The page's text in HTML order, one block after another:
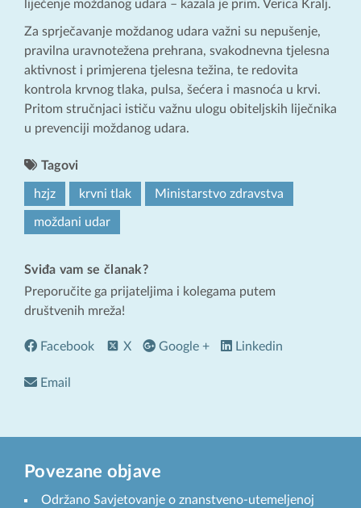
liječenje moždanog udara – kazala je prim. Verica Kralj.
Za sprječavanje moždanog udara važni su nepušenje,
pravilna uravnotežena prehrana, svakodnevna tjelesna
aktivnost i primjerena tjelesna težina, te redovita
kontrola krvnog tlaka, pulsa, šećera i masnoća u krvi.
Pritom stručnjaci ističu važnu ulogu obiteljskih liječnika
u prevenciji moždanog udara.
Tagovi
hzjz krvni tlak Ministarstvo zdravstva
moždani udar
Sviđa vam se članak?
Preporučite ga prijateljima i kolegama putem
društvenih mreža!
Facebook X Google + Linkedin
Email
Povezane objave
Održano Savjetovanje o znanstveno-utemeljenoj